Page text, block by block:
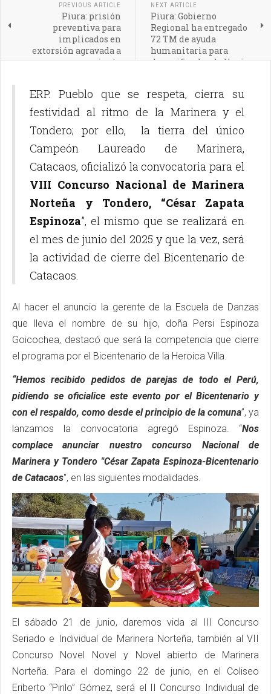
PREVIOUS ARTICLE
Piura: prisión
preventiva para
implicados en
extorsión agravada a
comerciante
NEXT ARTICLE
Piura: Gobierno
Regional ha entregado
72 TM de ayuda
humanitaria para
damnificados de lluvias
ERP. Pueblo que se respeta, cierra su
festividad al ritmo de la Marinera y el
Tondero; por ello, la tierra del único
Campeón Laureado de Marinera,
Catacaos, oficializó la convocatoria para el
VIII Concurso Nacional de Marinera
Norteña y Tondero, “César Zapata
Espinoza”, el mismo que se realizará en
el mes de junio del 2025 y que la vez, será
la actividad de cierre del Bicentenario de
Catacaos.
Al hacer el anuncio la gerente de la Escuela de Danzas
que lleva el nombre de su hijo, doña Persi Espinoza
Goicochea, destacó que será la competencia que cierre
el programa por el Bicentenario de la Heroica Villa.
“Hemos recibido pedidos de parejas de todo el Perú,
pidiendo se oficialice este evento por el Bicentenario y
con el respaldo, como desde el principio de la comuna”, ya
lanzamos la convocatoria agregó Espinoza. “Nos
complace anunciar nuestro concurso Nacional de
Marinera y Tondero "César Zapata Espinoza-Bicentenario
de Catacaos", en las siguientes modalidades.
El sábado 21 de junio, daremos vida al III Concurso
Seriado e Individual de Marinera Norteña, también al VII
Concurso Novel Novel y Novel abierto de Marinera
Norteña. Para el domingo 22 de junio, en el Coliseo
Eriberto “Pirilo” Gómez, será el II Concurso Individual de